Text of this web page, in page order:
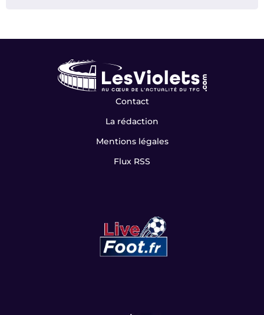
Contact
La rédaction
Mentions légales
Flux RSS